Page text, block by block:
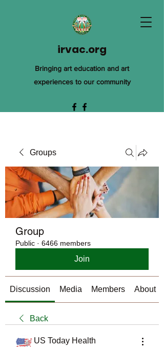
irvac.org
Bringing art education and art
experiences to our community
Groups
Group
Public · 6466 members
Join
Discussion Media Members About
Back
US Today Health